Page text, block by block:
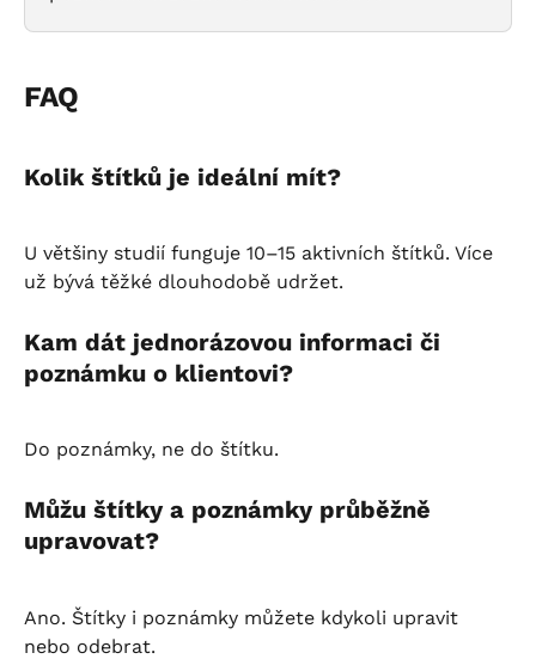
FAQ
Kolik štítků je ideální mít?
U většiny studií funguje 10–15 aktivních štítků. Více
už bývá těžké dlouhodobě udržet.
Kam dát jednorázovou informaci či
poznámku o klientovi?
Do poznámky, ne do štítku.
Můžu štítky a poznámky průběžně
upravovat?
Ano. Štítky i poznámky můžete kdykoli upravit
nebo odebrat.